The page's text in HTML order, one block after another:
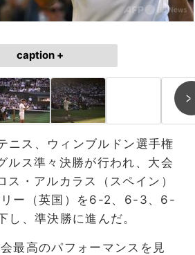
caption +
ニス、ウィンブルドン選手権
ルス準々決勝が行われ、大会
ス・アルカラス（スペイン）
リー（英国）を6-2、6-3、6-
し、準決勝に進んだ。
最高のパフォーマンスを見